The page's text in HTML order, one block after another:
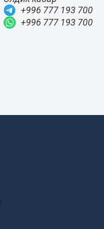
+996 777 193 700
+996 777 193 700